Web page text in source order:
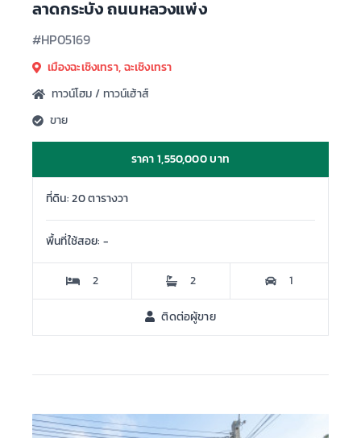
ลาดกระบัง ถนนหลวงแพ่ง
#HP05169
เมืองฉะเชิงเทรา, ฉะเชิงเทรา
ทาวน์โฮม / ทาวน์เฮ้าส์
ขาย
ราคา 1,550,000 บาท
ที่ดิน: 20 ตารางวา
พื้นที่ใช้สอย: -
2 2 1
ติดต่อผู้ขาย